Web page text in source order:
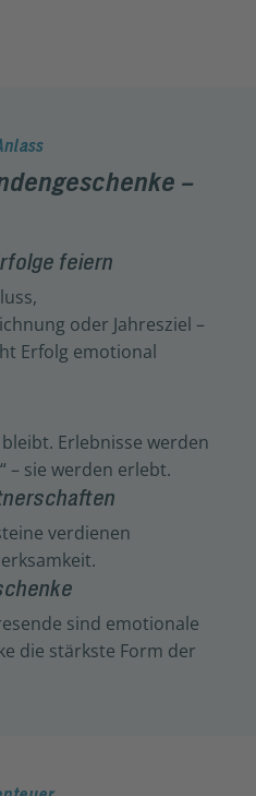
–
feiern
oder Jahresziel –
Erfolg emotional
bleibt. Erlebnisse werden
– sie werden erlebt.
verdienen
sind emotionale
die stärkste Form der